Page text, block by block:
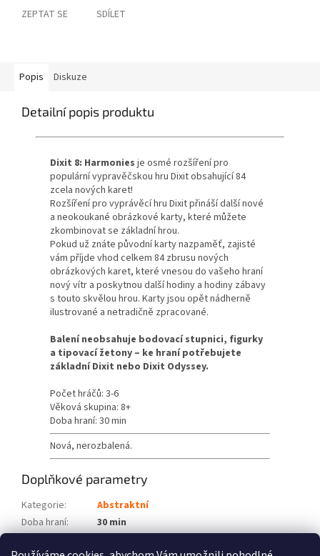
ZEPTAT SE SDÍLET
Popis Diskuze
Detailní popis produktu
Dixit 8: Harmonies je osmé rozšíření pro
populární vypravěčskou hru Dixit obsahující 84
zcela nových karet!
Rozšíření pro vyprávěcí hru Dixit přináší další nové
a neokoukané obrázkové karty, které můžete
zkombinovat se základní hrou.
Pokud už znáte původní karty nazpaměť, zajisté
vám příjde vhod celkem 84 zbrusu nových
obrázkových karet, které vnesou do vašeho hraní
nový vítr a poskytnou další hodiny a hodiny zábavy
s touto skvělou hrou. Karty jsou opět nádherně
ilustrované a netradičně zpracované.
Balení neobsahuje bodovací stupnici, figurky
a tipovací žetony – ke hraní potřebujete
základní Dixit nebo Dixit Odyssey.
Počet hráčů: 3-6
Věková skupina: 8+
Doba hraní: 30 min
Nová, nerozbalená.
Doplňkové parametry
Kategorie:
Abstraktní
Doba hraní:
30 min